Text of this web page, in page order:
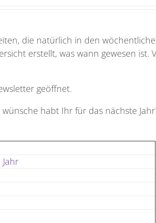
die natürlich in den
erstellt, was wann gewesen ist.
geöffnet.
habt Ihr für das nächste